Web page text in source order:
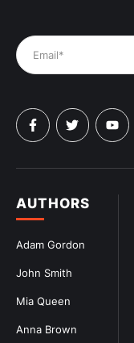
AUTHORS
Adam Gordon
John Smith
Mia Queen
Anna Brown